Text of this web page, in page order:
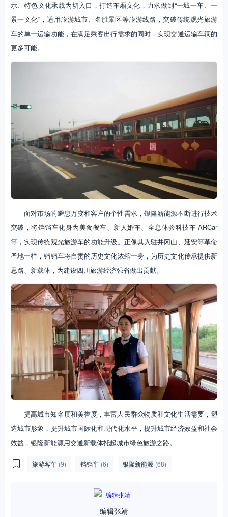
示、特色文化承载为切入口，打造车厢文化，力求做到“一城一车、一
景一文化”，适用旅游城市、名胜景区等旅游线路，突破传统观光旅游
车的单一运输功能，在满足乘客出行需求的同时，实现交通运输车辆的
更多可能。
面对市场的瞬息万变和客户的个性需求，银隆新能源不断进行技术
突破，将铛铛车化身为美食餐车、新人婚车、全息体验科技车-ARCar
等，实现传统观光旅游车的功能升级。正像其入驻井冈山、延安等革命
圣地一样，铛铛车将自贡的历史文化浓缩一身，为历史文化传承提供新
思路、新载体，为建设四川旅游经济强省做出贡献。
提高城市知名度和美誉度，丰富人民群众物质和文化生活需要，塑
造城市形象，提升城市国际化和现代化水平，提升城市经济效益和社会
效益，银隆新能源用交通新载体托起城市绿色旅游之路。
旅游客车 (9) 铛铛车 (6) 银隆新能源 (68)
编辑张靖